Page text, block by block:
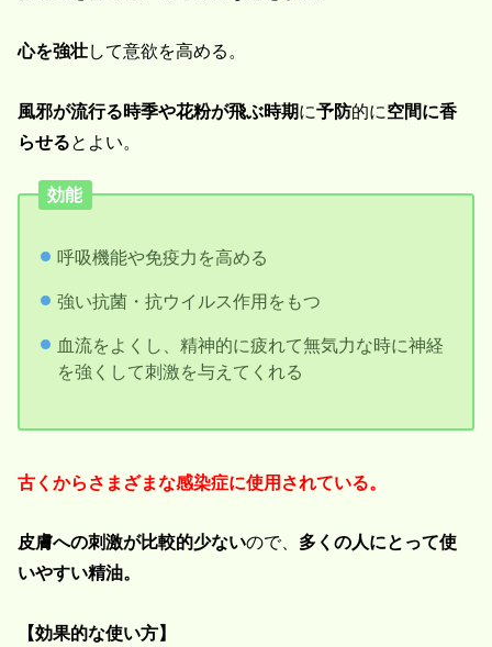
心を強壮して意欲を高める。
風邪が流行る時季や花粉が飛ぶ時期に予防的に空間に香
らせるとよい。
効能
呼吸機能や免疫力を高める
強い抗菌・抗ウイルス作用をもつ
血流をよくし、精神的に疲れて無気力な時に神経
を強くして刺激を与えてくれる
古くからさまざまな感染症に使用されている。
皮膚への刺激が比較的少ないので、 多くの人にとって使
いやすい精油。
【効果的な使い方】